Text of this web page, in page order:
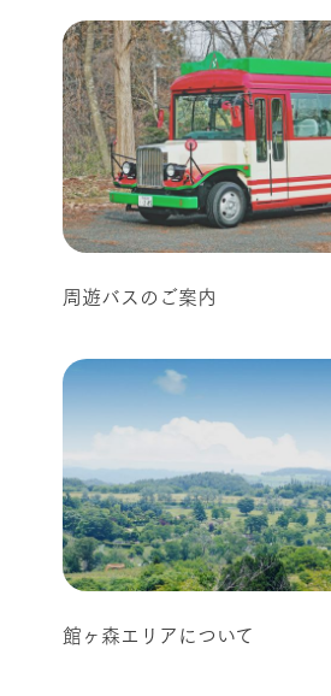
周遊バスのご案内
館ヶ森エリアについて